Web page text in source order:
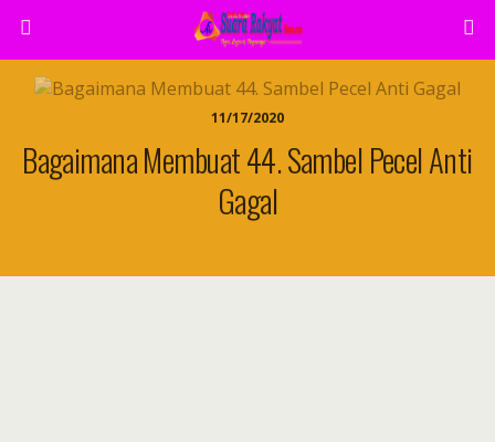
11/17/2020
Bagaimana Membuat 44. Sambel Pecel Anti
Gagal